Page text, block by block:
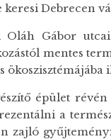
Debrecen
Gábor
mentes
ökoszisztémájába
épület
a
zajló